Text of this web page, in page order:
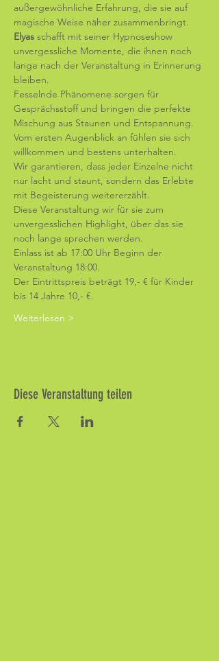
außergewöhnliche Erfahrung, die sie auf
magische Weise näher zusammenbringt.
Elyas schafft mit seiner Hypnoseshow
unvergessliche Momente, die ihnen noch
lange nach der Veranstaltung in Erinnerung
bleiben.
Fesselnde Phänomene sorgen für
Gesprächsstoff und bringen die perfekte
Mischung aus Staunen und Entspannung.
Vom ersten Augenblick an fühlen sie sich
willkommen und bestens unterhalten.
Wir garantieren, dass jeder Einzelne nicht
nur lacht und staunt, sondern das Erlebte
mit Begeisterung weitererzählt.
Diese Veranstaltung wir für sie zum
unvergesslichen Highlight, über das sie
noch lange sprechen werden.
Einlass ist ab 17:00 Uhr Beginn der
Veranstaltung 18:00.
Der Eintrittspreis beträgt 19,- € für Kinder
bis 14 Jahre 10,- €.
Weiterlesen >
Diese Veranstaltung teilen